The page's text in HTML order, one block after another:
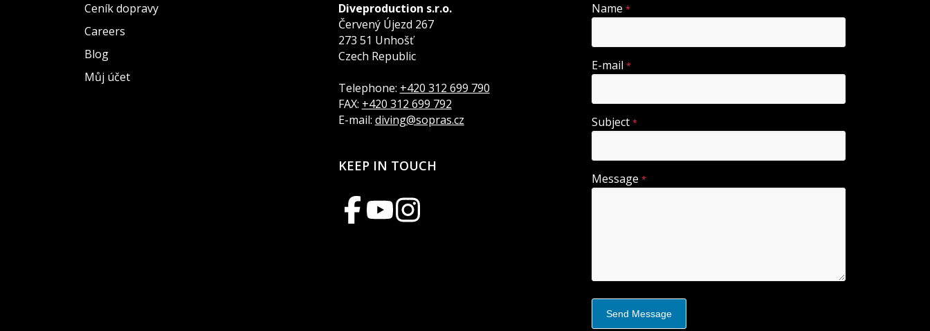
Ceník dopravy
Careers
Blog
Můj účet
Diveproduction s.r.o.
Červený Újezd 267
273 51 Unhošť
Czech Republic
Telephone: +420 312 699 790
FAX: +420 312 699 792
E-mail: diving@sopras.cz
KEEP IN TOUCH
Name*
E-mail*
Subject*
Message*